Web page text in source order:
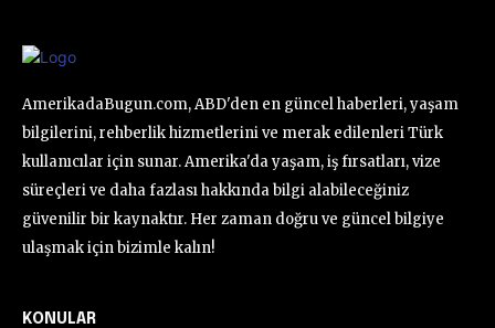
AmerikadaBugun.com, ABD'den en güncel haberleri, yaşam
bilgilerini, rehberlik hizmetlerini ve merak edilenleri Türk
kullanıcılar için sunar. Amerika'da yaşam, iş fırsatları, vize
süreçleri ve daha fazlası hakkında bilgi alabileceğiniz
güvenilir bir kaynaktır. Her zaman doğru ve güncel bilgiye
ulaşmak için bizimle kalın!
KONULAR